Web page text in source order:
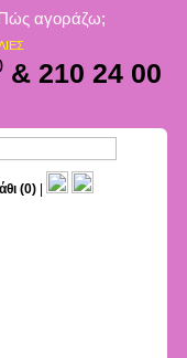
αγοράζω;
& 210 24 00
(0)|